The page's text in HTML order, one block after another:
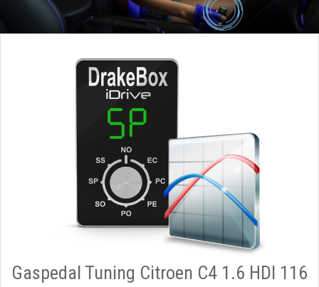
Gaspedal Tuning Citroen C4 1.6 HDI 116